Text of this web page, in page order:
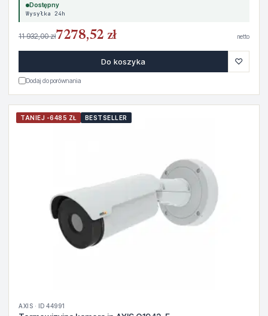
Dostępny
Wysyłka 24h
11 932,00 zł7278,52 zł netto
Do koszyka ♡
Dodaj do porównania
TANIEJ -6485 ZŁ BESTSELLER
AXIS · ID 44991